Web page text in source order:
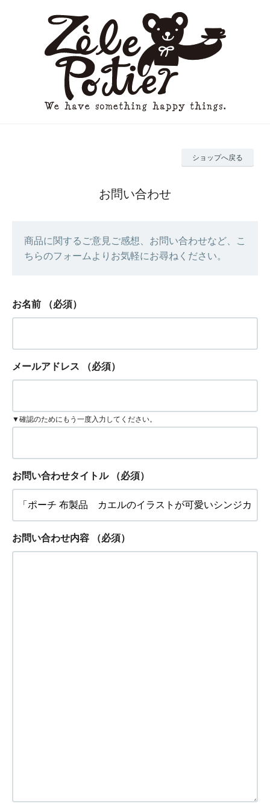
ショップへ戻る
お問い合わせ
商品に関するご意見ご感想、お問い合わせなど、こ
ちらのフォームよりお気軽にお尋ねください。
お名前 （必須）
メールアドレス （必須）
▼確認のためにもう一度入力してください。
お問い合わせタイトル （必須）
お問い合わせ内容 （必須）